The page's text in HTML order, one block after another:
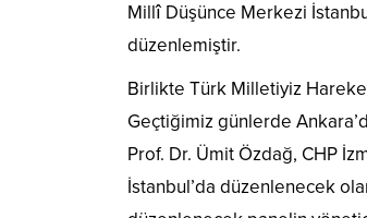
Millî Düşünce Merkezi
düzenlemiştir.
Birlikte Türk Milletiyiz
Geçtiğimiz günlerde
Prof. Dr. Ümit Özdağ, CHP
İstanbul’da düzenlenecek